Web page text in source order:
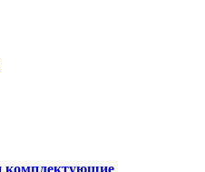
комплектующие